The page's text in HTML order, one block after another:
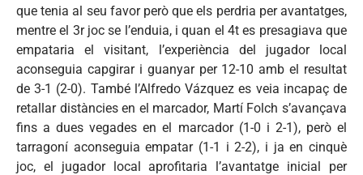
que tenia al seu favor però que els perdria per avantatges,
mentre el 3r joc se l’enduia, i quan el 4t es presagiava que
empataria el visitant, l’experiència del jugador local
aconseguia capgirar i guanyar per 12-10 amb el resultat
de 3-1 (2-0). També l’Alfredo Vázquez es veia incapaç de
retallar distàncies en el marcador, Martí Folch s’avançava
fins a dues vegades en el marcador (1-0 i 2-1), però el
tarragoní aconseguia empatar (1-1 i 2-2), i ja en cinquè
joc, el jugador local aprofitaria l’avantatge inicial per